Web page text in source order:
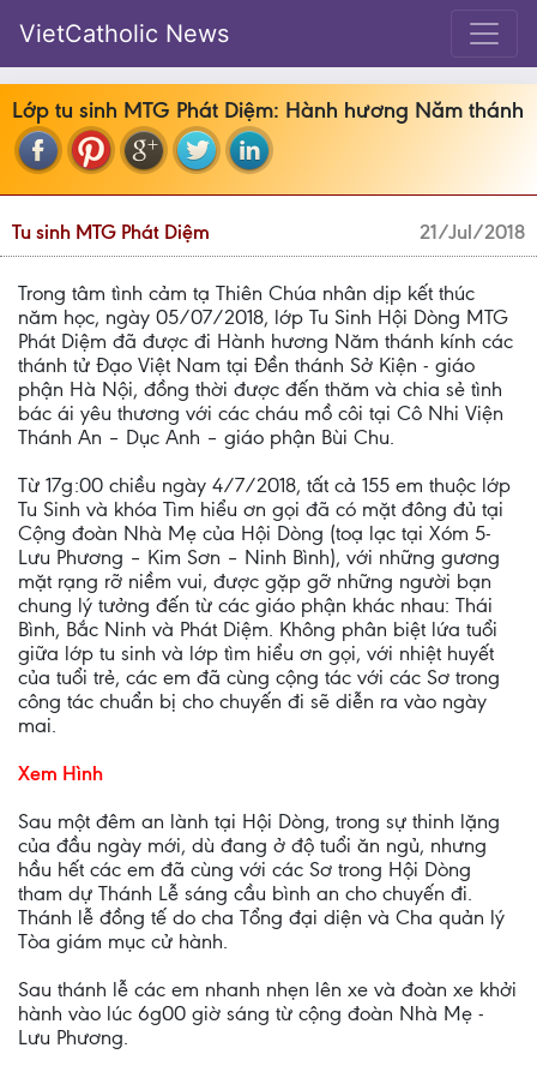
VietCatholic News
Lớp tu sinh MTG Phát Diệm: Hành hương Năm thánh
Tu sinh MTG Phát Diệm 21/Jul/2018
Trong tâm tình cảm tạ Thiên Chúa nhân dịp kết thúc
năm học, ngày 05/07/2018, lớp Tu Sinh Hội Dòng MTG
Phát Diệm đã được đi Hành hương Năm thánh kính các
thánh tử Đạo Việt Nam tại Đền thánh Sở Kiện - giáo
phận Hà Nội, đồng thời được đến thăm và chia sẻ tình
bác ái yêu thương với các cháu mồ côi tại Cô Nhi Viện
Thánh An – Dục Anh – giáo phận Bùi Chu.
Từ 17g:00 chiều ngày 4/7/2018, tất cả 155 em thuộc lớp
Tu Sinh và khóa Tìm hiểu ơn gọi đã có mặt đông đủ tại
Cộng đoàn Nhà Mẹ của Hội Dòng (toạ lạc tại Xóm 5-
Lưu Phương – Kim Sơn – Ninh Bình), với những gương
mặt rạng rỡ niềm vui, được gặp gỡ những người bạn
chung lý tưởng đến từ các giáo phận khác nhau: Thái
Bình, Bắc Ninh và Phát Diệm. Không phân biệt lứa tuổi
giữa lớp tu sinh và lớp tìm hiểu ơn gọi, với nhiệt huyết
của tuổi trẻ, các em đã cùng cộng tác với các Sơ trong
công tác chuẩn bị cho chuyến đi sẽ diễn ra vào ngày
mai.
Xem Hình
Sau một đêm an lành tại Hội Dòng, trong sự thinh lặng
của đầu ngày mới, dù đang ở độ tuổi ăn ngủ, nhưng
hầu hết các em đã cùng với các Sơ trong Hội Dòng
tham dự Thánh Lễ sáng cầu bình an cho chuyến đi.
Thánh lễ đồng tế do cha Tổng đại diện và Cha quản lý
Tòa giám mục cử hành.
Sau thánh lễ các em nhanh nhẹn lên xe và đoàn xe khởi
hành vào lúc 6g00 giờ sáng từ cộng đoàn Nhà Mẹ -
Lưu Phương.